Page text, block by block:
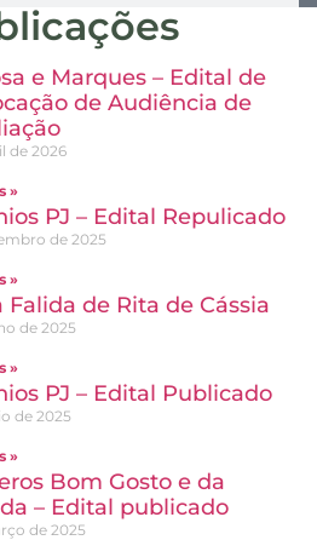
e Marques – Edital de
de Audiência de
de 2026
»
PJ – Edital Repulicado
de 2025
»
Falida de Rita de Cássia
de 2025
»
PJ – Edital Publicado
de 2025
»
Bom Gosto e da
– Edital publicado
de 2025